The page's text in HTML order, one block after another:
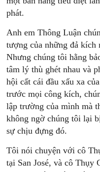
phát.
Anh em Thông Luận
tượng của những đả kích
Nhưng chúng tôi hằng
tâm lý thù ghét nhau và
hội cất cái đầu xấu xa
trước mọi công kích,
lập trường của mình mà
không ngờ chúng tôi lại
sự chịu đựng đó.
Tôi nói chuyện với cô
tại San José, và cô Thụy